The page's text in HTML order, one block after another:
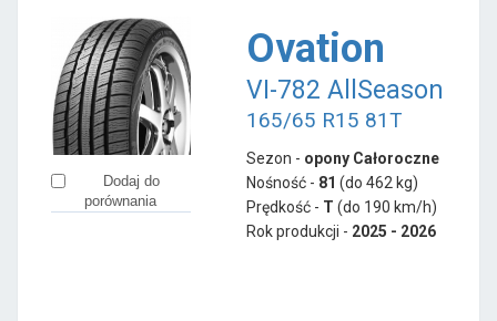
Dodaj do
porównania
Ovation
VI-782 AllSeason
165/65 R15 81T
Sezon - opony Całoroczne
Nośność - 81 (do 462 kg)
Prędkość - T (do 190 km/h)
Rok produkcji - 2025 - 2026